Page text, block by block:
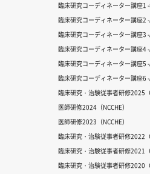
臨床研究コーディネーター講座1
臨床研究コーディネーター講座2
臨床研究コーディネーター講座3
臨床研究コーディネーター講座4
臨床研究コーディネーター講座5
臨床研究コーディネーター講座6
臨床研究・治験従事者研修2025（
医師研修2024（NCCHE）
医師研修2023（NCCHE）
臨床研究・治験従事者研修2022（
臨床研究・治験従事者研修2021（
臨床研究・治験従事者研修2020（